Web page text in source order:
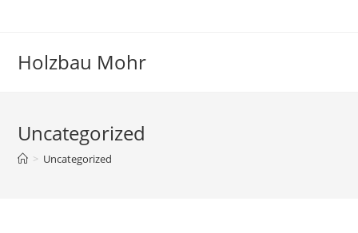
Holzbau Mohr
Uncategorized
> Uncategorized